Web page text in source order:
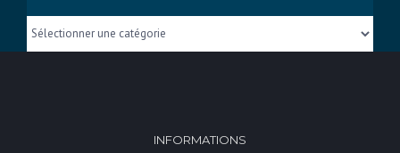
Catégories
INFORMATIONS